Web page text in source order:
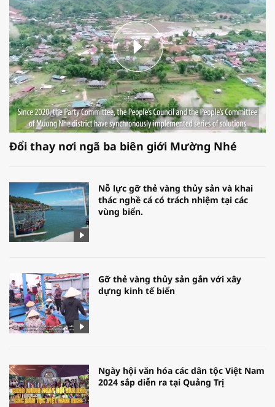
Đổi thay nơi ngã ba biên giới Mường Nhé
Nỗ lực gỡ thẻ vàng thủy sản và khai
thác nghề cá có trách nhiệm tại các
vùng biển.
Gỡ thẻ vàng thủy sản gắn với xây
dựng kinh tế biển
Ngày hội văn hóa các dân tộc Việt Nam
2024 sắp diễn ra tại Quảng Trị